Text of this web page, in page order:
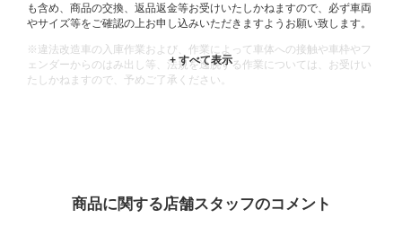
も含め、商品の交換、返品返金等お受けいたしかねますので、必ず車両
やサイズ等をご確認の上お申し込みいただきますようお願い致します。
※違法改造車の入庫作業および、作業によって車体への接触や車枠やフ
ェンダーからのはみ出し等、法規を逸脱する作業については、お受けい
たしかねますので、予めご了承ください。
商品に関する店舗スタッフのコメント